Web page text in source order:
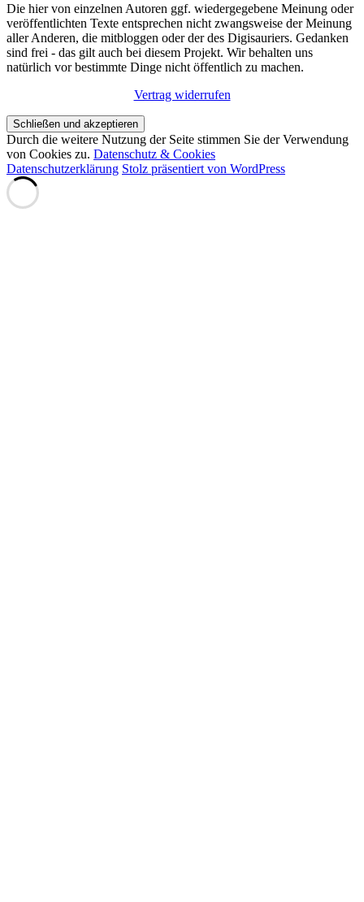
Die hier von einzelnen Autoren ggf. wiedergegebene Meinung oder
veröffentlichten Texte entsprechen nicht zwangsweise der Meinung
aller Anderen, die mitbloggen oder der des Digisauriers. Gedanken
sind frei - das gilt auch bei diesem Projekt. Wir behalten uns
natürlich vor bestimmte Dinge nicht öffentlich zu machen.
Vertrag widerrufen
Durch die weitere Nutzung der Seite stimmen Sie der Verwendung
von Cookies zu. Datenschutz & Cookies
Datenschutzerklärung Stolz präsentiert von WordPress